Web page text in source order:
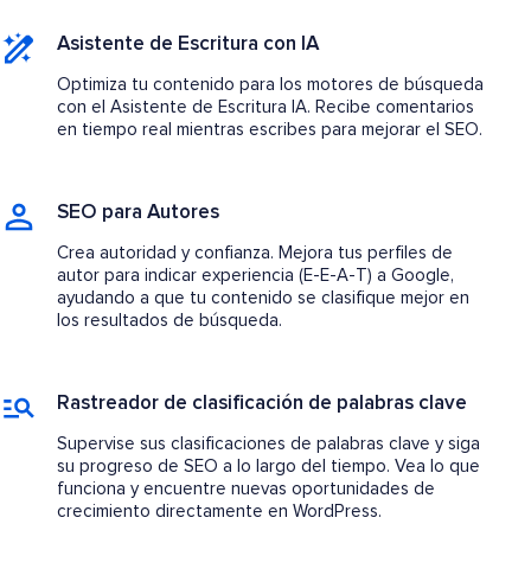
Asistente de Escritura con IA
Optimiza tu contenido para los motores de búsqueda
con el Asistente de Escritura IA. Recibe comentarios
en tiempo real mientras escribes para mejorar el SEO.
SEO para Autores
Crea autoridad y confianza. Mejora tus perfiles de
autor para indicar experiencia (E-E-A-T) a Google,
ayudando a que tu contenido se clasifique mejor en
los resultados de búsqueda.
Rastreador de clasificación de palabras clave
Supervise sus clasificaciones de palabras clave y siga
su progreso de SEO a lo largo del tiempo. Vea lo que
funciona y encuentre nuevas oportunidades de
crecimiento directamente en WordPress.